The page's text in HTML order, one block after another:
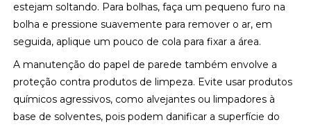
estejam soltando. Para bolhas, faça um pequeno furo na
bolha e pressione suavemente para remover o ar, em
seguida, aplique um pouco de cola para fixar a área.
A manutenção do papel de parede também envolve a
proteção contra produtos de limpeza. Evite usar produtos
químicos agressivos, como alvejantes ou limpadores à
base de solventes, pois podem danificar a superfície do